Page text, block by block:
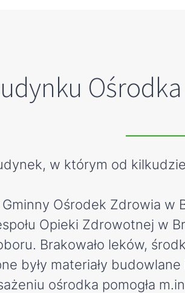
w którym od
Ośrodek Zdrowia w
Opieki Zdrowotnej w
Brakowało leków,
były materiały
ośrodka pomogła